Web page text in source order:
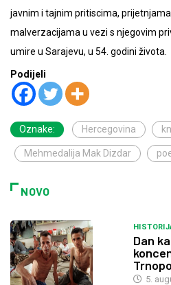
javnim i tajnim pritiscima,
malverzacijama u vezi s njegovim
umire u Sarajevu, u 54. godini života.
Podijeli
Oznake: Hercegovina
Mehmedalija Mak Dizdar
NOVO
Dan
5.